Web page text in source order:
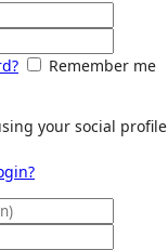
Remember me
your social profile